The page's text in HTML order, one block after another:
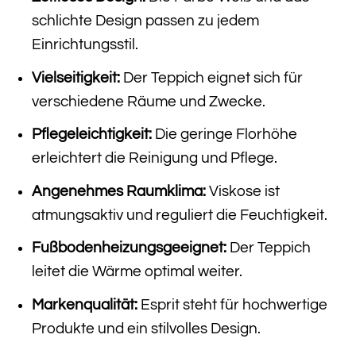
schlichte Design passen zu jedem
Einrichtungsstil.
Vielseitigkeit:Der Teppich eignet sich für
verschiedene Räume und Zwecke.
Pflegeleichtigkeit:Die geringe Florhöhe
erleichtert die Reinigung und Pflege.
Angenehmes Raumklima:Viskose ist
atmungsaktiv und reguliert die Feuchtigkeit.
Fußbodenheizungsgeeignet:Der Teppich
leitet die Wärme optimal weiter.
Markenqualität:Esprit steht für hochwertige
Produkte und ein stilvolles Design.